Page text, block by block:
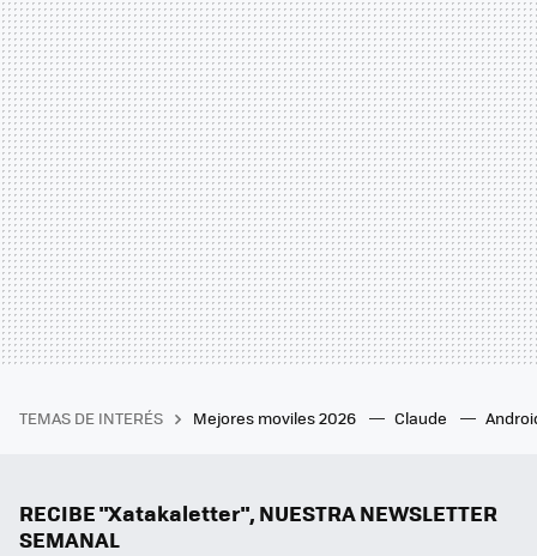
TEMAS DE INTERÉS Mejores moviles 2026 Claude
RECIBE "Xatakaletter", NUESTRA NEWSLETTER
SEMANAL